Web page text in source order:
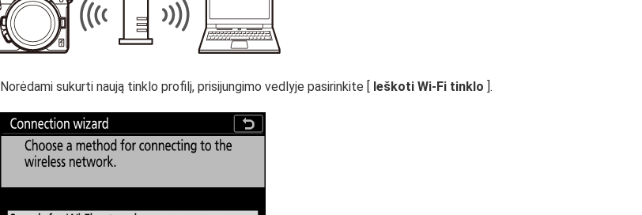
Norėdami sukurti naują tinklo profilį, prisijungimo vedlyje pasirinkite [ Ieškoti Wi-Fi tinklo ].